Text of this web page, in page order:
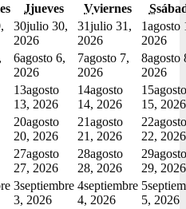
Jjueves Vviernes S
30julio 30,
2026
31julio 31,
2026
1agosto
2026
6agosto 6,
2026
7agosto 7,
2026
8agosto
2026
13agosto
13, 2026
14agosto
14, 2026
15agosto
15, 2026
20agosto
20, 2026
21agosto
21, 2026
22agosto
22, 2026
27agosto
27, 2026
28agosto
28, 2026
29agosto
29, 2026
3septiembre
3, 2026
4septiembre
4, 2026
5
5, 2026